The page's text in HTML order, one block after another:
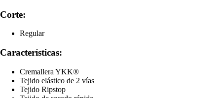
Corte:
Regular
Características:
Cremallera YKK®
Tejido elástico de 2 vías
Tejido Ripstop